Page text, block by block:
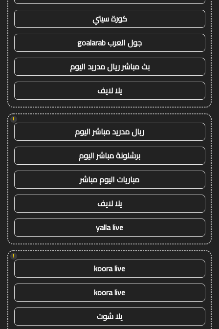
كورة سيتي
جول العرب goalarab
بث مباشر ريال مدريد اليوم
يلا لايف
!
ريال مدريد مباشر اليوم
برشلونة مباشر اليوم
مباريات اليوم مباشر
يلا لايف
yalla live
!
koora live
koora live
يلا شوت